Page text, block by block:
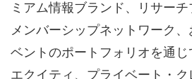
ミアム情報ブランド、リサーチ
メンバーシップネットワーク
ベントのポートフォリオを通じ
エクイティ、プライベート・